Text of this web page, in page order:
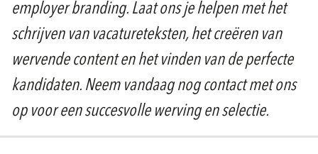
employer branding. Laat ons je helpen met het
schrijven van vacatureteksten, het creëren van
wervende content en het vinden van de perfecte
kandidaten. Neem vandaag nog contact met ons
op voor een succesvolle werving en selectie.